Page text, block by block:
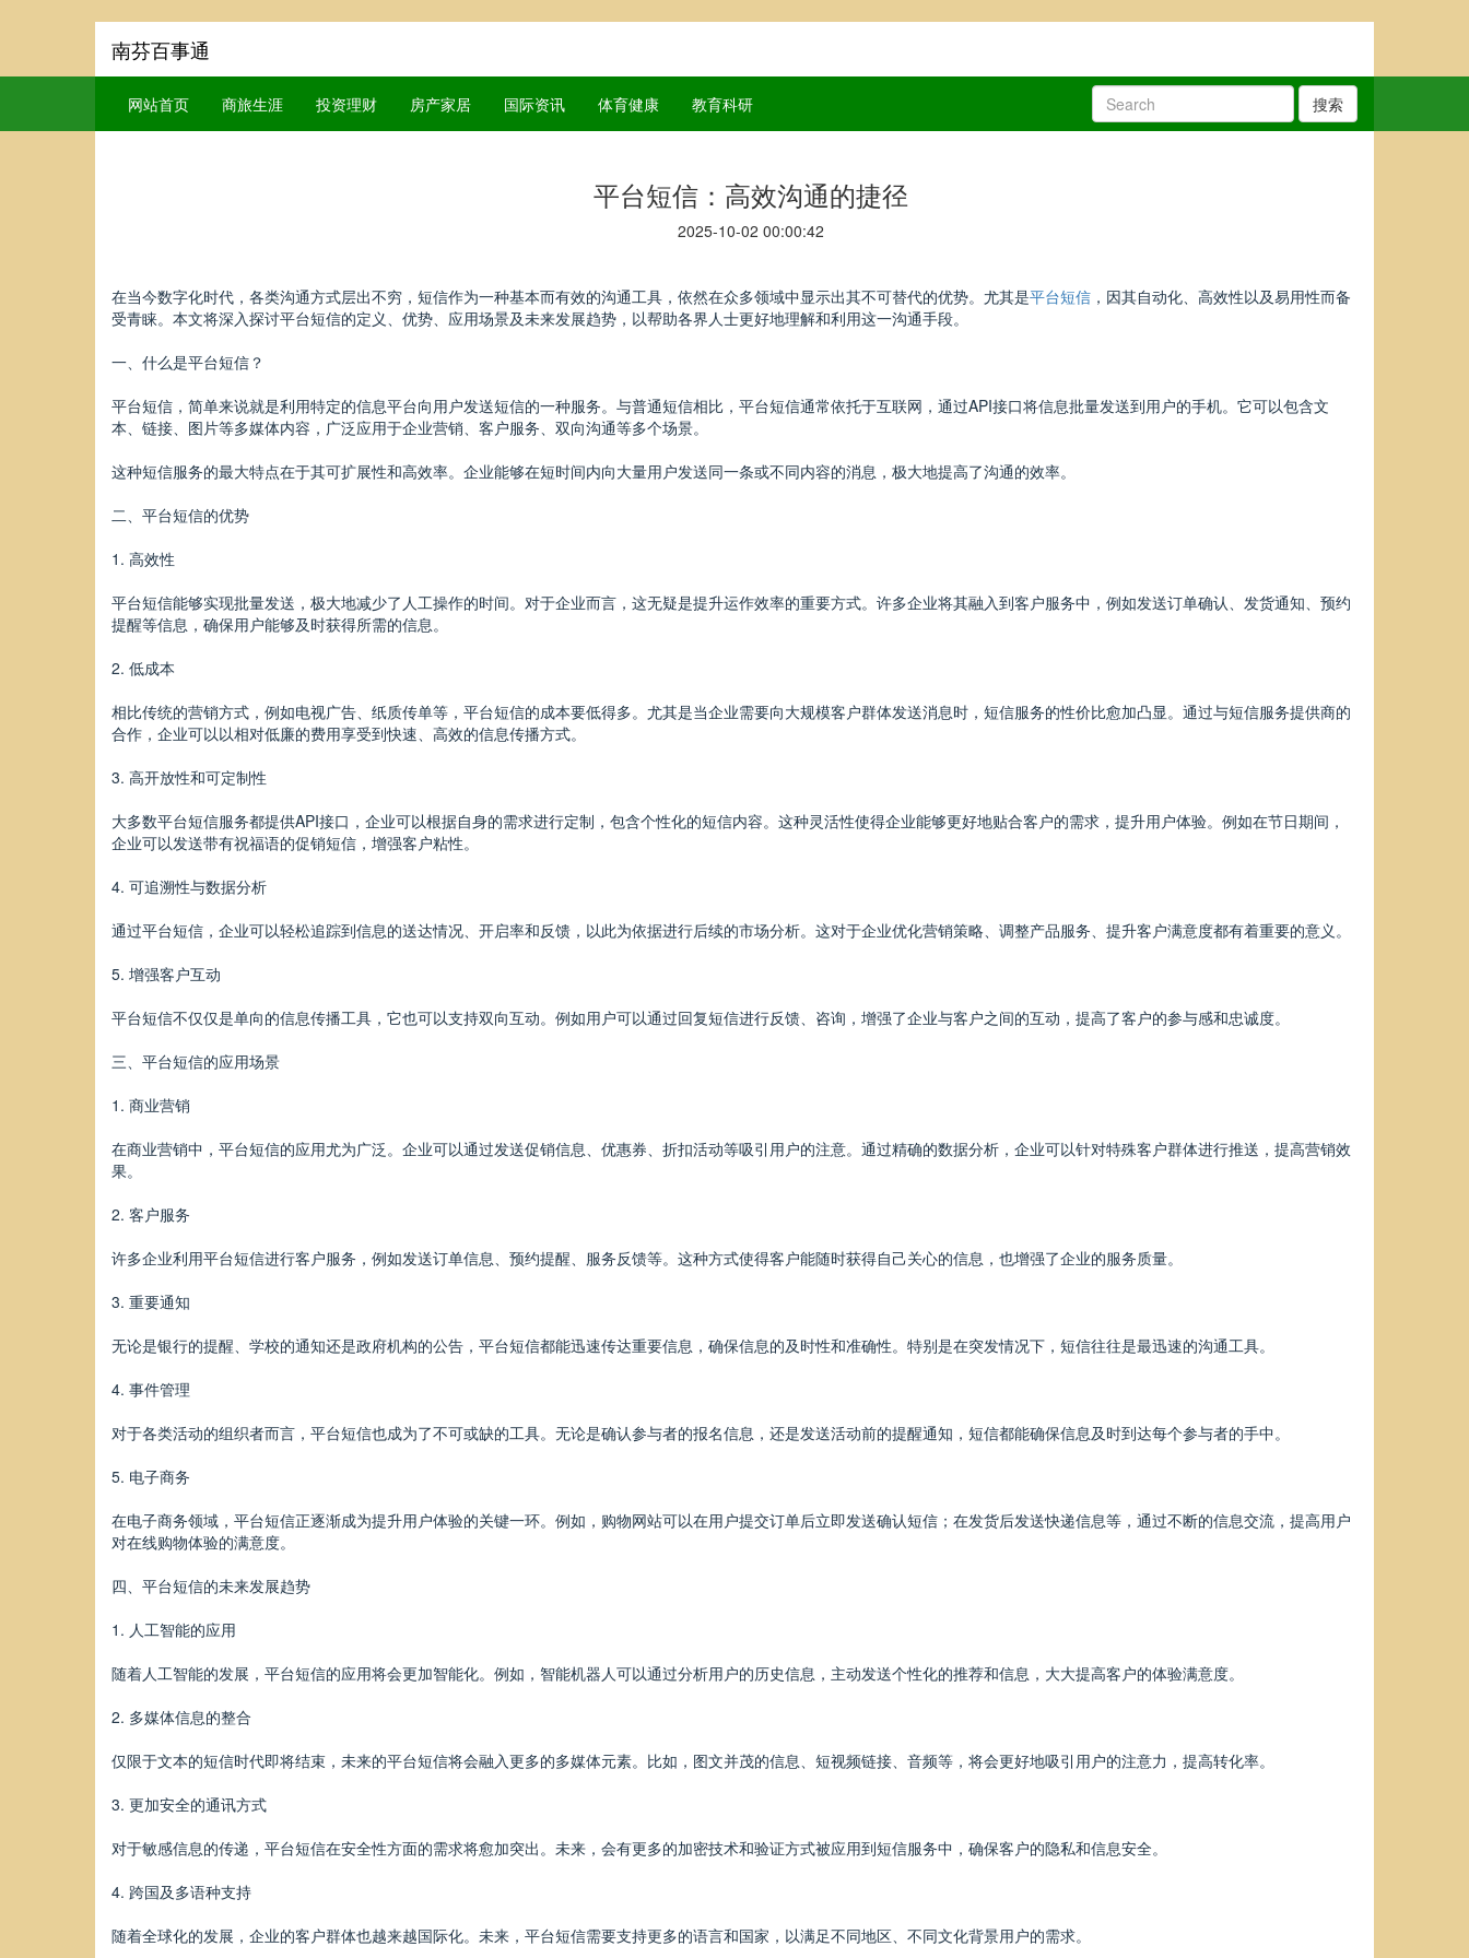
南芬百事通
网站首页 商旅生涯 投资理财 房产家居 国际资讯 体育健康 教育科研 搜索
平台短信：高效沟通的捷径
2025-10-02 00:00:42
在当今数字化时代，各类沟通方式层出不穷，短信作为一种基本而有效的沟通工具，依然在众多领域中显示出其不可替代的优势。尤其是平台短信 ，因其自动化、高效性以及易用性而备
受青睐。本文将深入探讨平台短信的定义、优势、应用场景及未来发展趋势，以帮助各界人士更好地理解和利用这一沟通手段。
一、什么是平台短信？
平台短信，简单来说就是利用特定的信息平台向用户发送短信的一种服务。与普通短信相比，平台短信通常依托于互联网，通过API接口将信息批量发送到用户的手机。它可以包含文
本、链接、图片等多媒体内容，广泛应用于企业营销、客户服务、双向沟通等多个场景。
这种短信服务的最大特点在于其可扩展性和高效率。企业能够在短时间内向大量用户发送同一条或不同内容的消息，极大地提高了沟通的效率。
二、平台短信的优势
1. 高效性
平台短信能够实现批量发送，极大地减少了人工操作的时间。对于企业而言，这无疑是提升运作效率的重要方式。许多企业将其融入到客户服务中，例如发送订单确认、发货通知、预约
提醒等信息，确保用户能够及时获得所需的信息。
2. 低成本
相比传统的营销方式，例如电视广告、纸质传单等，平台短信的成本要低得多。尤其是当企业需要向大规模客户群体发送消息时，短信服务的性价比愈加凸显。通过与短信服务提供商的
合作，企业可以以相对低廉的费用享受到快速、高效的信息传播方式。
3. 高开放性和可定制性
大多数平台短信服务都提供API接口，企业可以根据自身的需求进行定制，包含个性化的短信内容。这种灵活性使得企业能够更好地贴合客户的需求，提升用户体验。例如在节日期间，
企业可以发送带有祝福语的促销短信，增强客户粘性。
4. 可追溯性与数据分析
通过平台短信，企业可以轻松追踪到信息的送达情况、开启率和反馈，以此为依据进行后续的市场分析。这对于企业优化营销策略、调整产品服务、提升客户满意度都有着重要的意义。
5. 增强客户互动
平台短信不仅仅是单向的信息传播工具，它也可以支持双向互动。例如用户可以通过回复短信进行反馈、咨询，增强了企业与客户之间的互动，提高了客户的参与感和忠诚度。
三、平台短信的应用场景
1. 商业营销
在商业营销中，平台短信的应用尤为广泛。企业可以通过发送促销信息、优惠券、折扣活动等吸引用户的注意。通过精确的数据分析，企业可以针对特殊客户群体进行推送，提高营销效
果。
2. 客户服务
许多企业利用平台短信进行客户服务，例如发送订单信息、预约提醒、服务反馈等。这种方式使得客户能随时获得自己关心的信息，也增强了企业的服务质量。
3. 重要通知
无论是银行的提醒、学校的通知还是政府机构的公告，平台短信都能迅速传达重要信息，确保信息的及时性和准确性。特别是在突发情况下，短信往往是最迅速的沟通工具。
4. 事件管理
对于各类活动的组织者而言，平台短信也成为了不可或缺的工具。无论是确认参与者的报名信息，还是发送活动前的提醒通知，短信都能确保信息及时到达每个参与者的手中。
5. 电子商务
在电子商务领域，平台短信正逐渐成为提升用户体验的关键一环。例如，购物网站可以在用户提交订单后立即发送确认短信；在发货后发送快递信息等，通过不断的信息交流，提高用户
对在线购物体验的满意度。
四、平台短信的未来发展趋势
1. 人工智能的应用
随着人工智能的发展，平台短信的应用将会更加智能化。例如，智能机器人可以通过分析用户的历史信息，主动发送个性化的推荐和信息，大大提高客户的体验满意度。
2. 多媒体信息的整合
仅限于文本的短信时代即将结束，未来的平台短信将会融入更多的多媒体元素。比如，图文并茂的信息、短视频链接、音频等，将会更好地吸引用户的注意力，提高转化率。
3. 更加安全的通讯方式
对于敏感信息的传递，平台短信在安全性方面的需求将愈加突出。未来，会有更多的加密技术和验证方式被应用到短信服务中，确保客户的隐私和信息安全。
4. 跨国及多语种支持
随着全球化的发展，企业的客户群体也越来越国际化。未来，平台短信需要支持更多的语言和国家，以满足不同地区、不同文化背景用户的需求。